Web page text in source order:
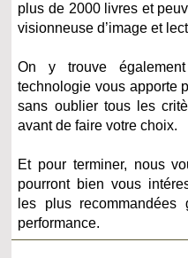
plus de 2000 livres et
visionneuse d’image et
On y trouve
technologie vous apporte
sans oublier tous les
avant de faire votre choix.
Et pour terminer, nous
pourront bien vous
les plus
performance.